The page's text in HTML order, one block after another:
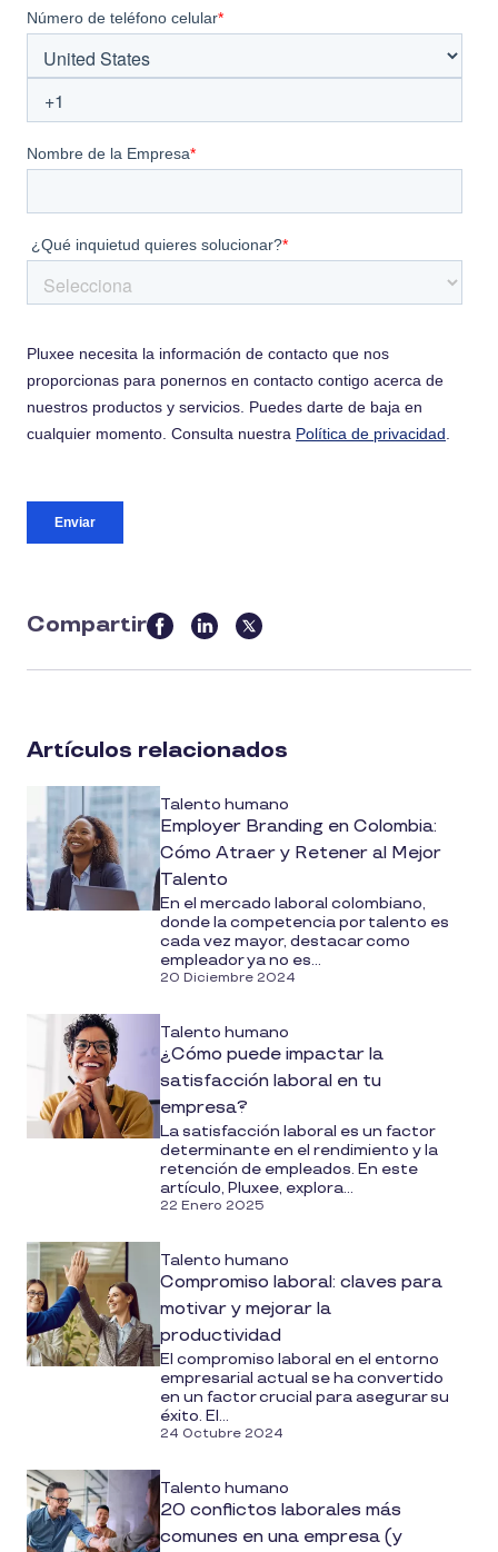
Compartir
this
article
social
media
Artículos relacionados
Talento humano
Employer Branding en Colombia:
Cómo Atraer y Retener al Mejor
Talento
En el mercado laboral colombiano,
donde la competencia por talento es
cada vez mayor, destacar como
empleador ya no es...
20 Diciembre 2024
Talento humano
¿Cómo puede impactar la
satisfacción laboral en tu
empresa?
La satisfacción laboral es un factor
determinante en el rendimiento y la
retención de empleados. En este
artículo, Pluxee, explora...
22 Enero 2025
Talento humano
Compromiso laboral: claves para
motivar y mejorar la
productividad
El compromiso laboral en el entorno
empresarial actual se ha convertido
en un factor crucial para asegurar su
éxito. El...
24 Octubre 2024
Talento humano
20 conflictos laborales más
comunes en una empresa (y